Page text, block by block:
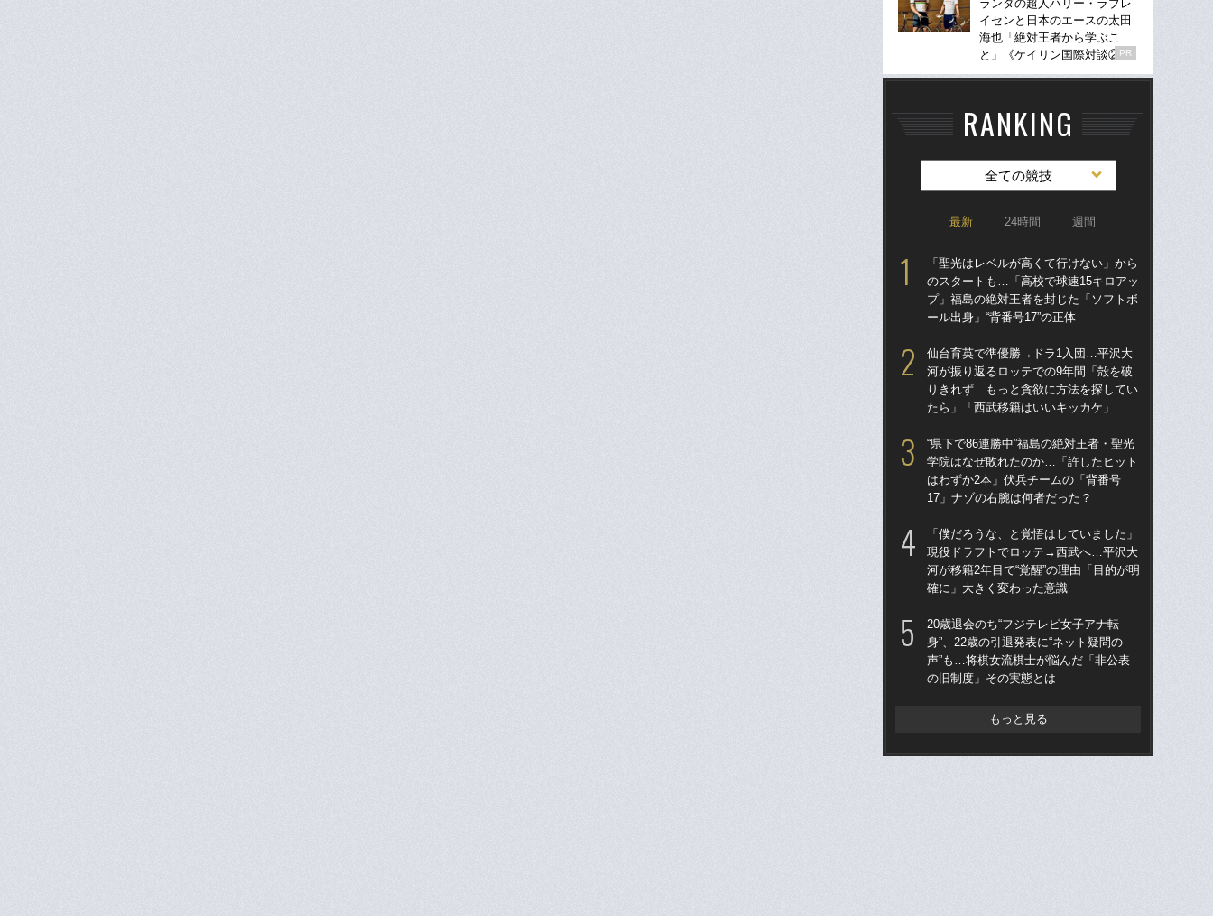
ランダの超人ハリー・ラブレ
イセンと日本のエースの太田
海也「絶対王者から学ぶこ
と」《ケイリン国際対談②》
PR
RANKING
全ての競技
最新 24時間 週間
「聖光はレベルが高くて行けない」から
のスタートも…「高校で球速15キロアッ
プ」福島の絶対王者を封じた「ソフトボ
ール出身」“背番号17”の正体
仙台育英で準優勝→ドラ1入団…平沢大
河が振り返るロッテでの9年間「殻を破
りきれず…もっと貪欲に方法を探してい
たら」「西武移籍はいいキッカケ」
“県下で86連勝中”福島の絶対王者・聖光
学院はなぜ敗れたのか…「許したヒット
はわずか2本」伏兵チームの「背番号
17」ナゾの右腕は何者だった？
「僕だろうな、と覚悟はしていました」
現役ドラフトでロッテ→西武へ…平沢大
河が移籍2年目で“覚醒”の理由「目的が明
確に」大きく変わった意識
20歳退会のち“フジテレビ女子アナ転
身”、22歳の引退発表に“ネット疑問の
声”も…将棋女流棋士が悩んだ「非公表
の旧制度」その実態とは
もっと見る